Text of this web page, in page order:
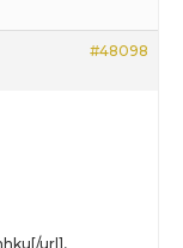
#48098
url],